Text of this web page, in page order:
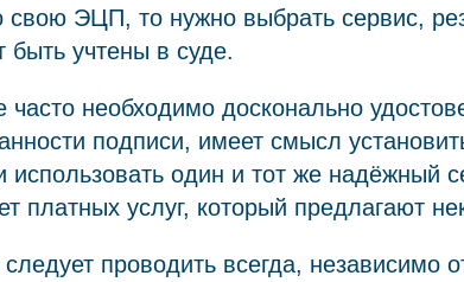
свою ЭЦП, то нужно выбрать сервис,
быть учтены в суде.
часто необходимо досконально
подписи, имеет смысл
использовать один и тот же надёжный
платных услуг, который предлагают
проводить всегда, независимо